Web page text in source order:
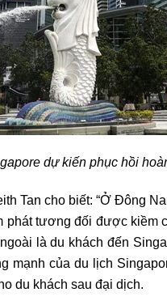
dự kiến phục hồi
Tan cho biết: “Ở Đông
tương đối được kiềm
làdu khách đến
mạnh của du lịch
du khách sau đại dịch.